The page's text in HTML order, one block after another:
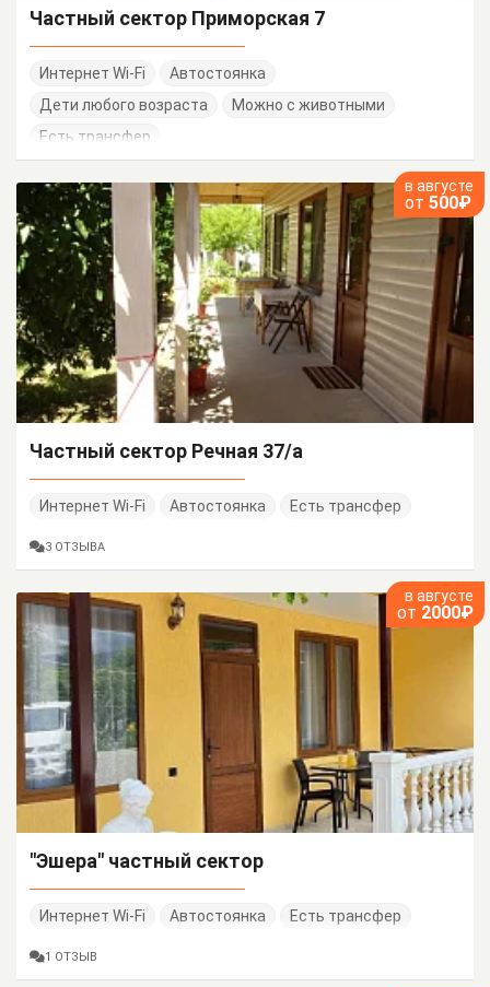
Частный сектор Приморская 7
Интернет Wi-Fi
Автостоянка
Дети любого возраста
Можно с животными
Есть трансфер
в августе
от 500₽
Частный сектор Речная 37/а
Интернет Wi-Fi Автостоянка Есть трансфер
3 ОТЗЫВА
в августе
от 2000₽
"Эшера" частный сектор
Интернет Wi-Fi Автостоянка Есть трансфер
1 ОТЗЫВ